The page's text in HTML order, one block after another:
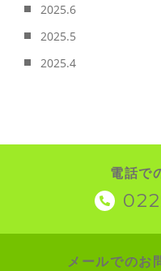
2025.6
2025.5
2025.4
電話で
メールでのお